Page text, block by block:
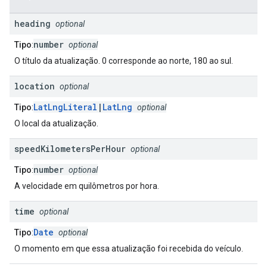
heading optional
Tipo:number optional
O título da atualização. 0 corresponde ao norte, 180 ao sul.
location optional
Tipo:LatLngLiteral | LatLng optional
O local da atualização.
speedKilometersPerHour optional
Tipo:number optional
A velocidade em quilômetros por hora.
time optional
Tipo:Date optional
O momento em que essa atualização foi recebida do veículo.